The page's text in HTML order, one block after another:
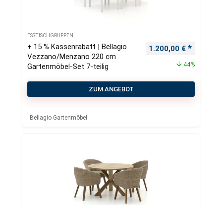
ESSTISCHGRUPPEN
+ 15 % Kassenrabatt | Bellagio
Vezzano/Menzano 220 cm
Gartenmöbel-Set 7-teilig
Ursprünglicher
1.200,00 €
44%
ZUM ANGEBOT
Bellagio Gartenmöbel